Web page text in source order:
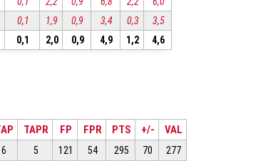
0,1 1,9 0,9 3,4 0,3
3,5
0,1 2,0 0,9 4,9 1,2 4,6
TAPR FP FPR PTS +/- VAL
6 5 121 54 295 70
277